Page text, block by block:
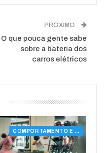
PRÓXIMO
O que pouca gente sabe
sobre a bateria dos
carros elétricos
COMPORTAMENTO E SAÚDE